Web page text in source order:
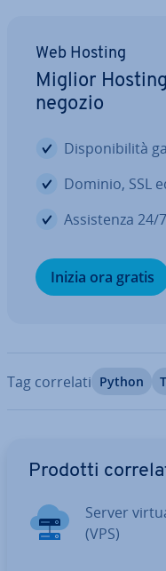
Web Hosting
Miglior
negozio
Di­spo­ni­bi­li­tà
Dominio, SSL
As­si­sten­za 24/
Inizia ora gratis
Tag correlati Python
Prodotti
Server
(VPS)